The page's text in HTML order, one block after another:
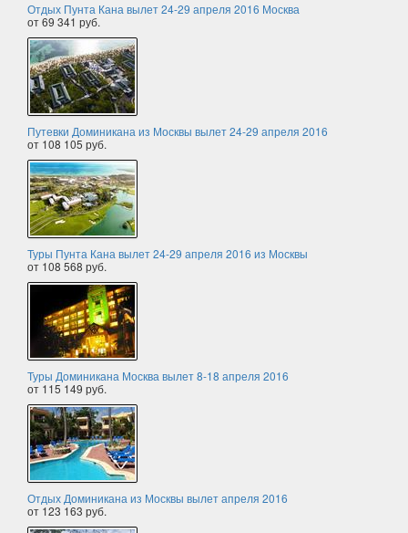
Отдых Пунта Кана вылет 24-29 апреля 2016 Москва
от 69 341 руб.
Путевки Доминикана из Москвы вылет 24-29 апреля 2016
от 108 105 руб.
Туры Пунта Кана вылет 24-29 апреля 2016 из Москвы
от 108 568 руб.
Туры Доминикана Москва вылет 8-18 апреля 2016
от 115 149 руб.
Отдых Доминикана из Москвы вылет апреля 2016
от 123 163 руб.